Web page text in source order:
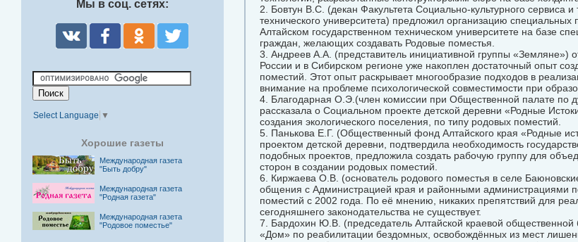
Мы в соц. сетях:
Select Language ▼
Хорошие газеты
Международная газета
"Быть добру"
Международная газета
"Родная газета"
Международная газета
"Родовое поместье"
2. Бовтун В.С. (декан Факультета Социально-культурного сервиса и
технического университета) предложил организацию специальных
Алтайском государственном техническом университете на базе
граждан, желающих создавать Родовые поместья.
3. Андреев А.А. (представитель инициативной группы «Земляне»)
России и в Сибирском регионе уже накоплен достаточный опыт
поместий. Этот опыт раскрывает многообразие подходов в
внимание на проблеме психологической совместимости при
4. Благодарная О.Э.(член комиссии при Общественной палате по
рассказала о Социальном проекте детской деревни «Родные
создания экологического поселения, по типу родовых поместий.
5. Панькова Е.Г. (Общественный фонд Алтайского края «Родные
проектом детской деревни, подтвердила необходимость
подобных проектов, предложила создать рабочую группу для
сторон в создании родовых поместий.
6. Киржаева О.В. (основатель родового поместья в селе
общения с Администрацией края и районными администрациями
поместий с 2002 года. По её мнению, никаких препятствий для
сегодняшнего законодательства не существует.
7. Бардохин Ю.В. (председатель Алтайской краевой общественной
«Дом» по реабилитации бездомных, освобождённых из мест